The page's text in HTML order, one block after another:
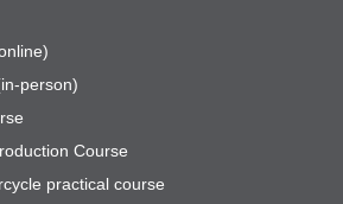
person)
Course
practical course